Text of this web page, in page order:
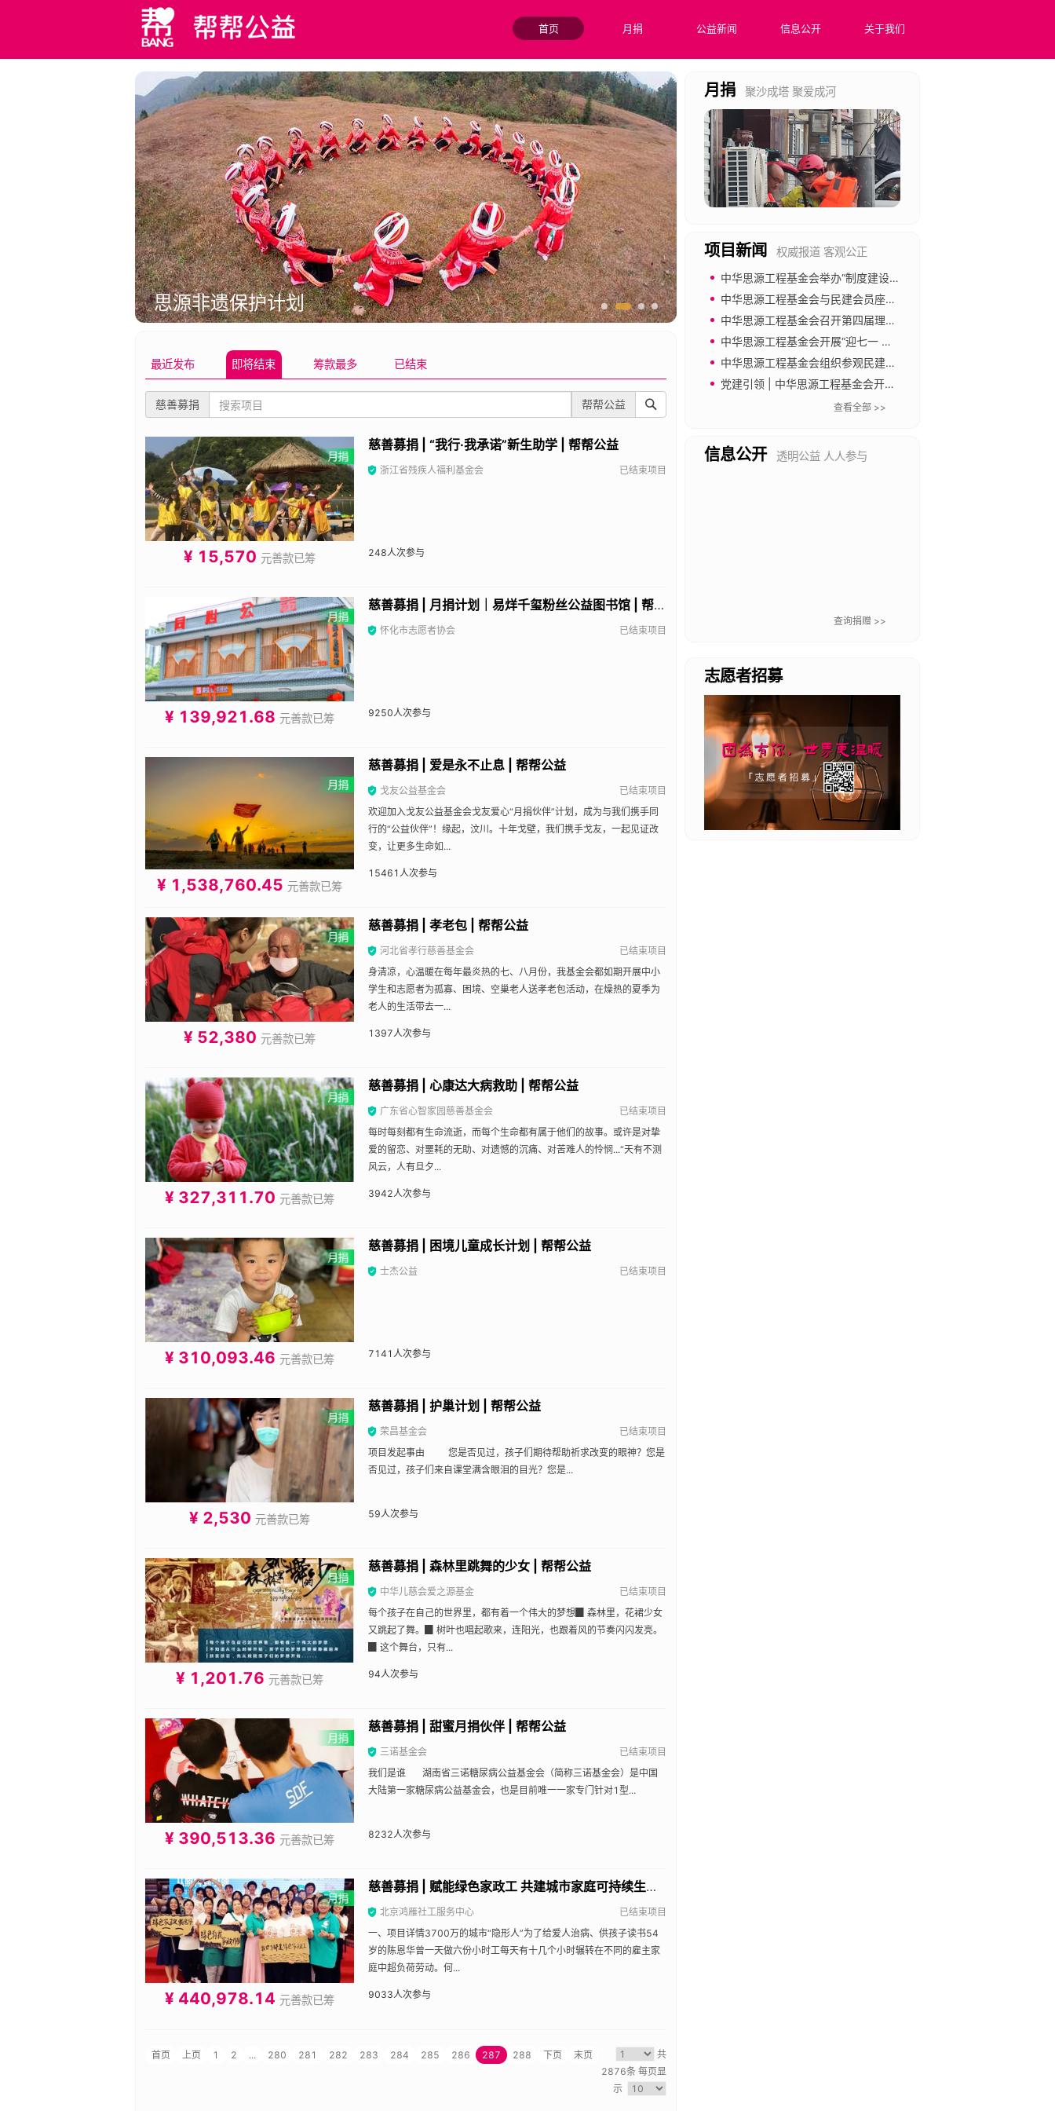
首页 月捐 公益新闻 信息公开 关于我们
思源非遗保护计划 医院里的数字课堂
在全国范围内医疗场景下构建数字化平台，通过“双师课堂”模式，共享优
源，助力教育公平与普惠
最近发布 即将结束 筹款最多 已结束
慈善募捐 帮帮公益
¥ 15,570 元善款已筹
慈善募捐 | “我行·我承诺”新生助学 | 帮帮公益
浙江省残疾人福利基金会 已结束项目
248人次参与
¥ 139,921.68 元善款已筹
慈善募捐 | 月捐计划｜易烊千玺粉丝公益图书馆 | 帮帮公益
怀化市志愿者协会 已结束项目
9250人次参与
¥ 1,538,760.45 元善款已筹
慈善募捐 | 爱是永不止息 | 帮帮公益
戈友公益基金会
已结束项目
欢迎加入戈友公益基金会戈友爱心“月捐伙伴”计划，成为与我们携手同
行的“公益伙伴”！缘起，汶川。十年戈壁，我们携手戈友，一起见证改
变，让更多生命如...
15461 人次参与
¥ 52,380 元善款已筹
慈善募捐 | 孝老包 | 帮帮公益
河北省孝行慈善基金会
已结束项目
身清凉，心温暖在每年最炎热的七、八月份，我基金会都如期开展中小
学生和志愿者为孤寡、困境、空巢老人送孝老包活动，在燥热的夏季为
老人的生活带去一...
1397人次参与
¥ 327,311.70 元善款已筹
慈善募捐 | 心康达大病救助 | 帮帮公益
广东省心智家园慈善基金会
已结束项目
每时每刻都有生命流逝，而每个生命都有属于他们的故事。或许是对挚
爱的留恋、对噩耗的无助、对遗憾的沉痛、对苦难人的怜悯...“天有不测
风云，人有旦夕...
3942人次参与
¥ 310,093.46 元善款已筹
慈善募捐 | 困境儿童成长计划 | 帮帮公益
士杰公益 已结束项目
7141 人次参与
¥ 2,530 元善款已筹
慈善募捐 | 护巢计划 | 帮帮公益
荣昌基金会
已结束项目
项目发起事由 您是否见过，孩子们期待帮助祈求改变的眼神？您是
否见过，孩子们来自课堂满含眼泪的目光？您是...
59人次参与
¥ 1,201.76 元善款已筹
慈善募捐 | 森林里跳舞的少女 | 帮帮公益
中华儿慈会爱之源基金
已结束项目
每个孩子在自己的世界里，都有着一个伟大的梦想▉ 森林里，花裙少女
又跳起了舞。▉ 树叶也唱起歌来，连阳光，也跟着风的节奏闪闪发亮。
▉ 这个舞台，只有...
94人次参与
¥ 390,513.36 元善款已筹
慈善募捐 | 甜蜜月捐伙伴 | 帮帮公益
三诺基金会
已结束项目
我们是谁 湖南省三诺糖尿病公益基金会（简称三诺基金会）是中国
大陆第一家糖尿病公益基金会，也是目前唯一一家专门针对1型...
8232人次参与
¥ 440,978.14 元善款已筹
慈善募捐 | 赋能绿色家政工 共建城市家庭可持续生活 | 鸿雁月捐 | 帮帮公益
北京鸿雁社工服务中心
已结束项目
一、项目详情3700万的城市“隐形人”为了给爱人治病、供孩子读书54
岁的陈恩华曾一天做六份小时工每天有十几个小时辗转在不同的雇主家
庭中超负荷劳动。何...
9033人次参与
首页 上页 1 2 ... 280 281 282 283 284 285 286 287 288 下页 末页
共
2876条 每页显
示
月捐 聚沙成塔 聚爱成河
项目新闻
权威报道 客观公正
中华思源工程基金会举办“制度建设与合规管理”专题培训
中华思源工程基金会与民建会员座谈 共促公益慈善事业发展
中华思源工程基金会召开第四届理事会第四次会议
中华思源工程基金会开展“迎七一 强党建 倡廉洁”主题党日活动
中华思源工程基金会组织参观民建中央会史馆
党建引领 | 中华思源工程基金会开展“传承长城精神 奋进新征程”主题党日暨工会文体活动
查看全部 >>
信息公开 透明公益 人人参与
查询捐赠 >>
志愿者招募